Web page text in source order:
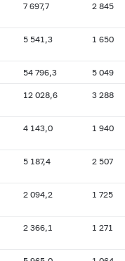
7 697,7 2 845
5 541,3 1 650
54 796,3 5 049
12 028,6 3 288
4 143,0 1 940
5 187,4 2 507
2 094,2 1 725
2 366,1 1 271